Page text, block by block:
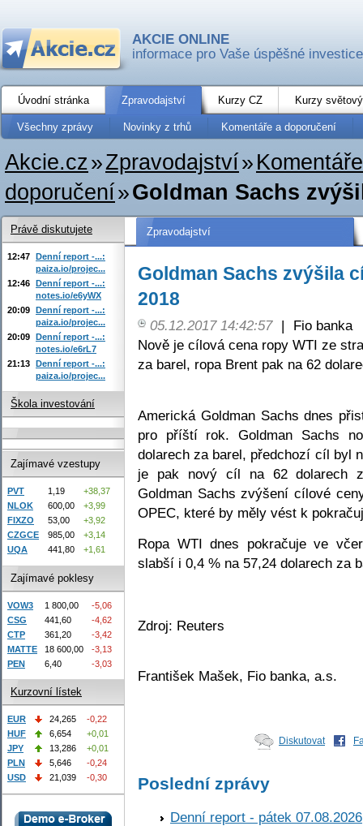
AKCIE ONLINE
informace pro Vaše úspěšné investice
Úvodní stránka Zpravodajství Kurzy CZ Kurzy
Všechny zprávy Novinky z trhů Komentáře a doporučení
Akcie.cz»Zpravodajství»
doporučení»Goldman Sachs
Zpravodajství
Goldman Sachs zvýšila
2018
05.12.2017 14:42:57 |
Fio banka
Nově je cílová cena ropy WTI ze
za barel, ropa Brent pak na 62
Americká Goldman Sachs dnes
pro příští rok. Goldman Sachs
dolarech za barel, předchozí cíl byl
je pak nový cíl na 62 dolarech
Goldman Sachs zvýšení cílové
OPEC, které by měly vést k
Ropa WTI dnes pokračuje ve
slabší i 0,4 % na 57,24 dolarech za
Zdroj: Reuters
František Mašek, Fio banka, a.s.
Diskutovat
Poslední zprávy
Denní report - pátek 07.08.2026
Právě diskutujete
12:47 Denní report -...:
paiza.io/projec...
12:46 Denní report -...:
notes.io/e6yWX
20:09 Denní report -...:
paiza.io/projec...
20:09 Denní report -...:
notes.io/e6rL7
21:13 Denní report -...:
paiza.io/projec...
Škola investování
Zajímavé vzestupy
PVT 1,19
+38,37
NLOK
600,00
+3,99
FIXZO
53,00
+3,92
CZGCE
985,00
+3,14
UQA
441,80 +1,61
Zajímavé poklesy
VOW3 1 800,00
-5,06
CSG
441,60
-4,62
CTP
361,20
-3,42
MATTE
18 600,00
-3,13
PEN
6,40 -3,03
Kurzovní lístek
EUR 24,265
-0,22
HUF
6,654
+0,01
JPY
13,286
+0,01
PLN
5,646
-0,24
USD
21,039 -0,30